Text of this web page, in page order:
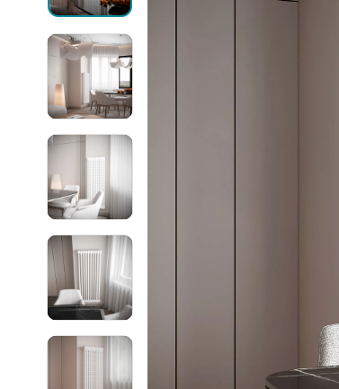
Могут быть трудности с получением
воспользуйтесь другими каналами
связи.
Написать в WhatsApp
Написать в Telegram